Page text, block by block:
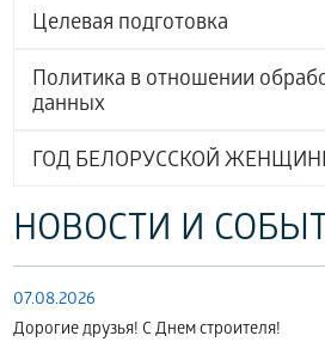
Целевая подготовка
Политика в отношении
данных
ГОД БЕЛОРУССКОЙ
НОВОСТИ И
07.08.2026
Дорогие друзья! С Днем строителя!